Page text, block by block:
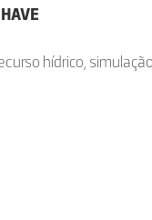
hídrico, simulação